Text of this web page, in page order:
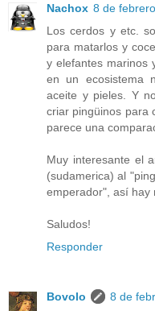
Nachox 8 de
Los cerdos y etc.
para matarlos y
y elefantes marinos
en un ecosistema
aceite y pieles. Y
criar pingüinos para
parece una
Muy interesante el
(sudamerica) al
emperador", así hay
Saludos!
Responder
Bovolo
8 de